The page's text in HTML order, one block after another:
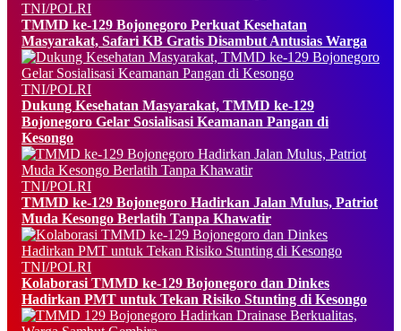
TNI/POLRI
TMMD ke-129 Bojonegoro Perkuat Kesehatan
Masyarakat, Safari KB Gratis Disambut Antusias Warga
TNI/POLRI
Dukung Kesehatan Masyarakat, TMMD ke-129
Bojonegoro Gelar Sosialisasi Keamanan Pangan di
Kesongo
TNI/POLRI
TMMD ke-129 Bojonegoro Hadirkan Jalan Mulus, Patriot
Muda Kesongo Berlatih Tanpa Khawatir
TNI/POLRI
Kolaborasi TMMD ke-129 Bojonegoro dan Dinkes
Hadirkan PMT untuk Tekan Risiko Stunting di Kesongo